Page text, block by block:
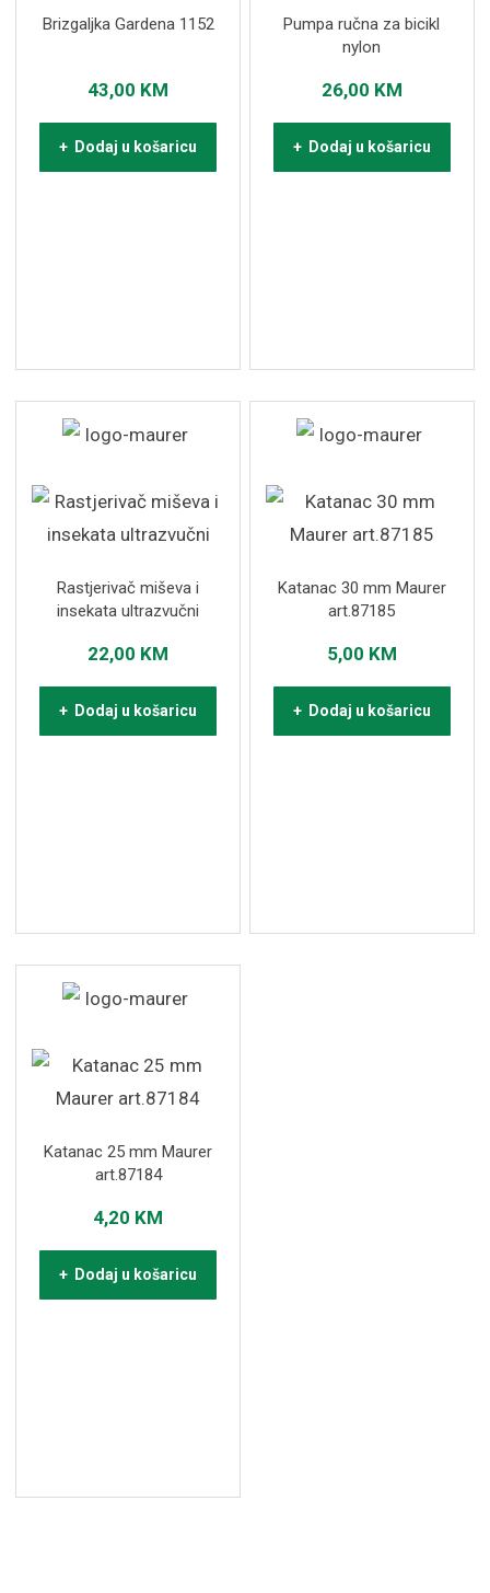
Brizgaljka Gardena 1152
43,00 KM
+ Dodaj u košaricu
Pumpa ručna za bicikl
nylon
26,00 KM
+ Dodaj u košaricu
Rastjerivač miševa i
insekata ultrazvučni
22,00 KM
+ Dodaj u košaricu
Katanac 30 mm Maurer
art.87185
5,00 KM
+ Dodaj u košaricu
Katanac 25 mm Maurer
art.87184
4,20 KM
+ Dodaj u košaricu